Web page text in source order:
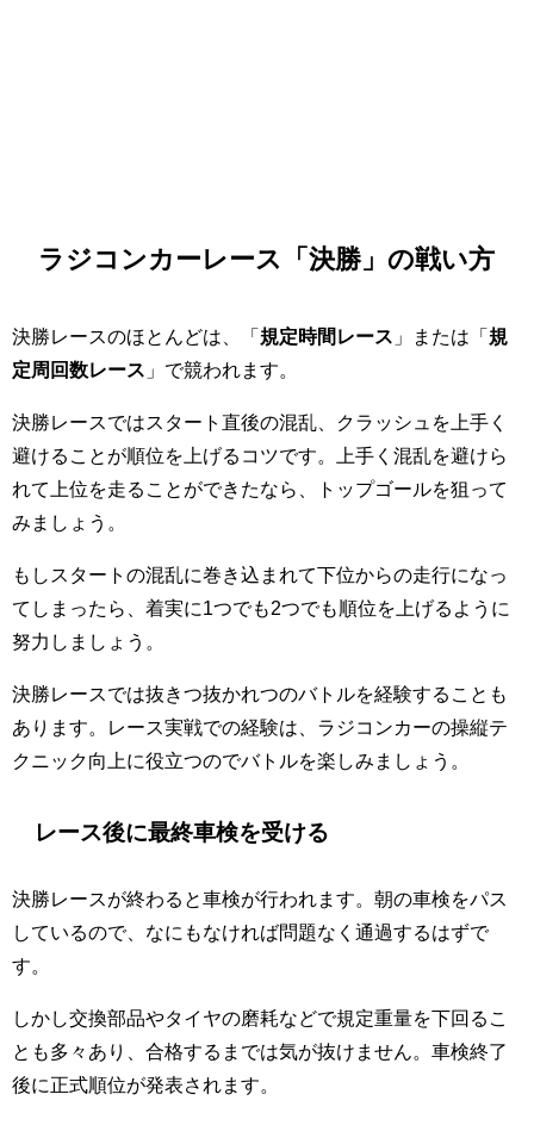
ラジコンカーレース「決勝」の戦い方
決勝レースのほとんどは、「 規定時間レース 」または「 規
定周回数レース 」で競われます。
決勝レースではスタート直後の混乱、クラッシュを上手く
避けることが順位を上げるコツです。上手く混乱を避けら
れて上位を走ることができたなら、トップゴールを狙って
みましょう。
もしスタートの混乱に巻き込まれて下位からの走行になっ
てしまったら、着実に1つでも2つでも順位を上げるように
努力しましょう。
決勝レースでは抜きつ抜かれつのバトルを経験することも
あります。レース実戦での経験は、ラジコンカーの操縦テ
クニック向上に役立つのでバトルを楽しみましょう。
レース後に最終車検を受ける
決勝レースが終わると車検が行われます。朝の車検をパス
しているので、なにもなければ問題なく通過するはずで
す。
しかし交換部品やタイヤの磨耗などで規定重量を下回るこ
とも多々あり、合格するまでは気が抜けません。車検終了
後に正式順位が発表されます。